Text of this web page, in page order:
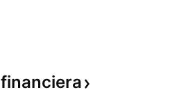
financiera